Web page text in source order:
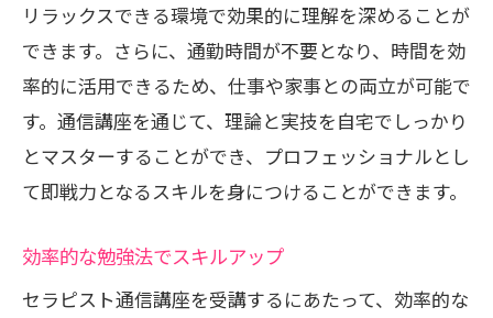
グローバルな視点を持つセラピスト育成
実践に役立つ具体的な技術指導
未来の可能性を広げるリンパドレナージ
ュ
リンパドレナージュの技術を究めるためのセ
深い理論理解とその応用
実践的なスキルを短期間で習得
リラックスできる環境で効果的に理解を深めることが
できます。さらに、通勤時間が不要となり、時間を効
率的に活用できるため、仕事や家事との両立が可能で
す。通信講座を通じて、理論と実技を自宅でしっかり
とマスターすることができ、プロフェッショナルとし
て即戦力となるスキルを身につけることができます。
効率的な勉強法でスキルアップ
セラピスト通信講座を受講するにあたって、効率的な